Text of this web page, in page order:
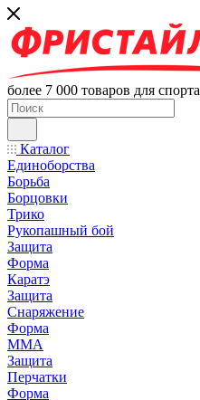
более 7 000 товаров для спорта
Каталог
Единоборства
Борьба
Борцовки
Трико
Рукопашный бой
Защита
Форма
Каратэ
Защита
Снаряжение
Форма
ММА
Защита
Перчатки
Форма